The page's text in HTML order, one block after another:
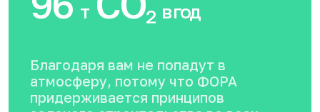
т 2 в год
Благодаря вам не попадут в
атмосферу, потому что ФОРА
придерживается принципов